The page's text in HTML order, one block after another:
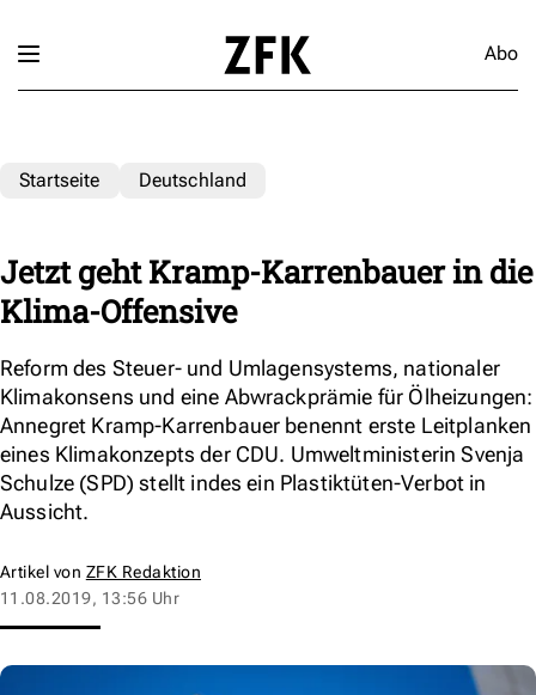
Abo
Startseite Deutschland
Jetzt geht Kramp-Karrenbauer in die
Klima-Offensive
Reform des Steuer- und Umlagensystems, nationaler
Klimakonsens und eine Abwrackprämie für Ölheizungen:
Annegret Kramp-Karrenbauer benennt erste Leitplanken
eines Klimakonzepts der CDU. Umweltministerin Svenja
Schulze (SPD) stellt indes ein Plastiktüten-Verbot in
Aussicht.
Artikel von ZFK Redaktion
11.08.2019, 13:56 Uhr